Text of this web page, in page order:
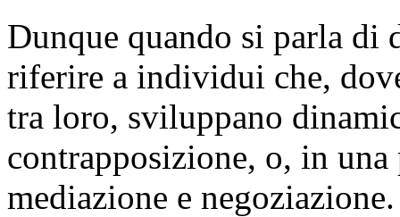
Dunque quando si parla
riferire a individui che,
tra loro, sviluppano
contrapposizione, o, in
mediazione e